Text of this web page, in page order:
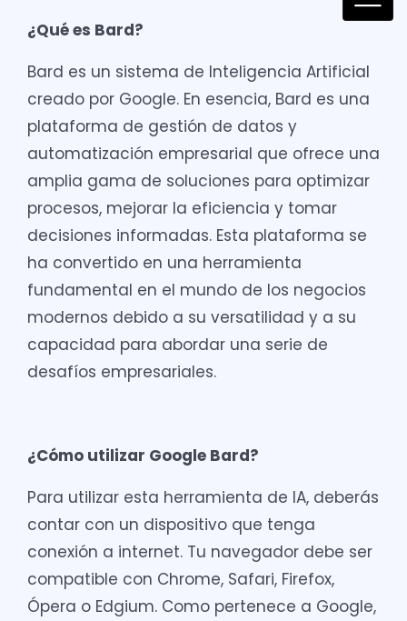
¿Qué es Bard?
Bard es un sistema de Inteligencia Artificial
creado por Google. En esencia, Bard es una
plataforma de gestión de datos y
automatización empresarial que ofrece una
amplia gama de soluciones para optimizar
procesos, mejorar la eficiencia y tomar
decisiones informadas. Esta plataforma se
ha convertido en una herramienta
fundamental en el mundo de los negocios
modernos debido a su versatilidad y a su
capacidad para abordar una serie de
desafíos empresariales.
¿Cómo utilizar Google Bard?
Para utilizar esta herramienta de IA, deberás
contar con un dispositivo que tenga
conexión a internet. Tu navegador debe ser
compatible con Chrome, Safari, Firefox,
Ópera o Edgium. Como pertenece a Google,